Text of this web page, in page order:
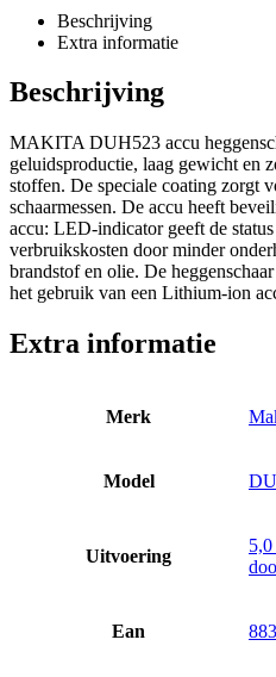
Beschrijving
Extra informatie
Beschrijving
MAKITA DUH523 accu
geluidsproductie, laag gewicht en
stoffen. De speciale coating zorgt
schaarmessen. De accu heeft
accu: LED-indicator geeft de status
verbruikskosten door minder
brandstof en olie. De
het gebruik van een Lithium-ion
Extra informatie
Merk
Model
Uitvoering
Ean